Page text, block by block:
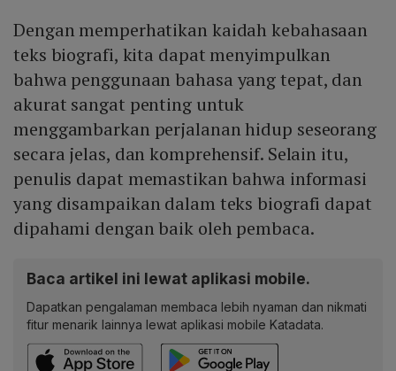
Dengan memperhatikan kaidah kebahasaan
teks biografi, kita dapat menyimpulkan
bahwa penggunaan bahasa yang tepat, dan
akurat sangat penting untuk
menggambarkan perjalanan hidup seseorang
secara jelas, dan komprehensif. Selain itu,
penulis dapat memastikan bahwa informasi
yang disampaikan dalam teks biografi dapat
dipahami dengan baik oleh pembaca.
Baca artikel ini lewat aplikasi mobile.
Dapatkan pengalaman membaca lebih nyaman dan nikmati
fitur menarik lainnya lewat aplikasi mobile Katadata.